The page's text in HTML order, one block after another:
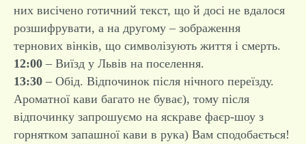
них висічено готичний текст, що й досі не вдалося
розшифрувати, а на другому – зображення
тернових вінків, що символізують життя і смерть.
12:00 – Виїзд у Львів на поселення.
13:30 – Обід. Відпочинок після нічного переїзду.
Ароматної кави багато не буває), тому після
відпочинку запрошуємо на яскраве фаєр-шоу з
горнятком запашної кави в рука) Вам сподобається!